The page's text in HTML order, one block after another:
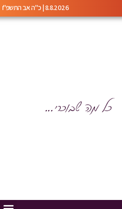
8.8.2026 | כ"ה אב התשפ"ו